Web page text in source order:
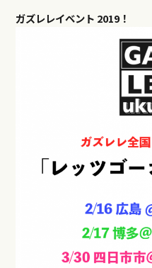
ガズレレイベント 2019！